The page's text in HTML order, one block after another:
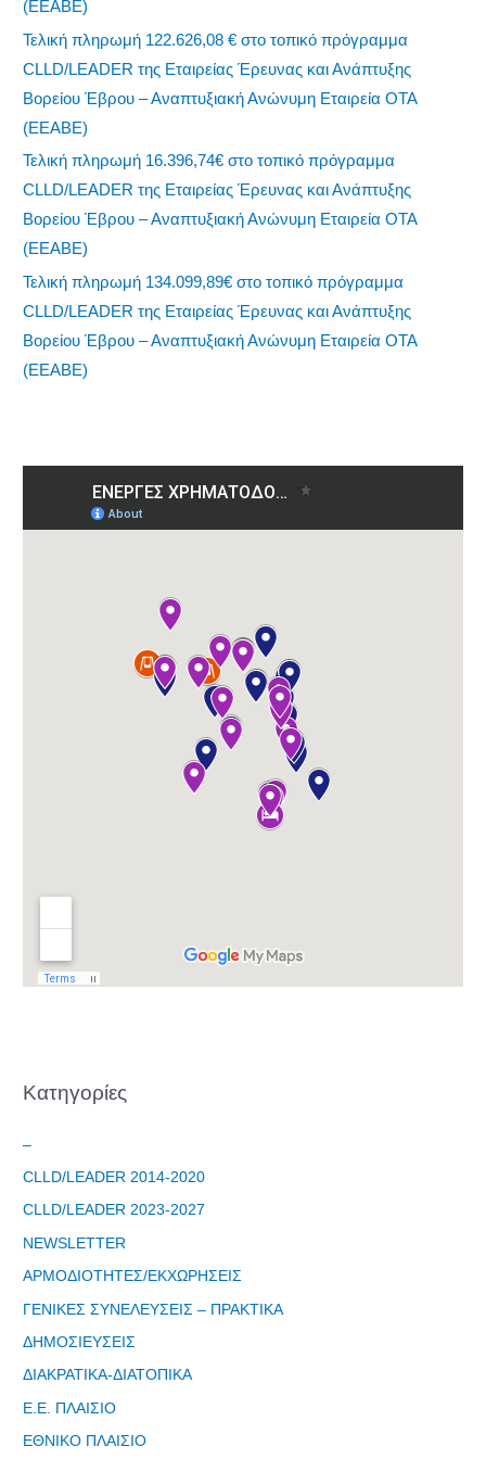
(ΕΕΑΒΕ)
Τελική πληρωμή 122.626,08 € στο τοπικό πρόγραμμα
CLLD/LEADER της Εταιρείας Έρευνας και Ανάπτυξης
Βορείου Έβρου – Αναπτυξιακή Ανώνυμη Εταιρεία ΟΤΑ
(ΕΕΑΒΕ)
Τελική πληρωμή 16.396,74€ στο τοπικό πρόγραμμα
CLLD/LEADER της Εταιρείας Έρευνας και Ανάπτυξης
Βορείου Έβρου – Αναπτυξιακή Ανώνυμη Εταιρεία ΟΤΑ
(ΕΕΑΒΕ)
Τελική πληρωμή 134.099,89€ στο τοπικό πρόγραμμα
CLLD/LEADER της Εταιρείας Έρευνας και Ανάπτυξης
Βορείου Έβρου – Αναπτυξιακή Ανώνυμη Εταιρεία ΟΤΑ
(ΕΕΑΒΕ)
Kατηγορίες
–
CLLD/LEADER 2014-2020
CLLD/LEADER 2023-2027
NEWSLETTER
ΑΡΜΟΔΙΟΤΗΤΕΣ/ΕΚΧΩΡΗΣΕΙΣ
ΓΕΝΙΚΕΣ ΣΥΝΕΛΕΥΣΕΙΣ – ΠΡΑΚΤΙΚΑ
ΔΗΜΟΣΙΕΥΣΕΙΣ
ΔΙΑΚΡΑΤΙΚΑ-ΔΙΑΤΟΠΙΚΑ
Ε.Ε. ΠΛΑΙΣΙΟ
ΕΘΝΙΚΟ ΠΛΑΙΣΙΟ